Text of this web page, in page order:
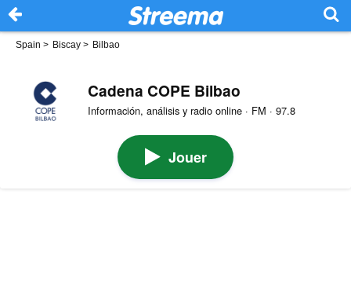
Spain > Biscay > Bilbao
Cadena COPE Bilbao
Información, análisis y radio online · FM · 97.8
Jouer